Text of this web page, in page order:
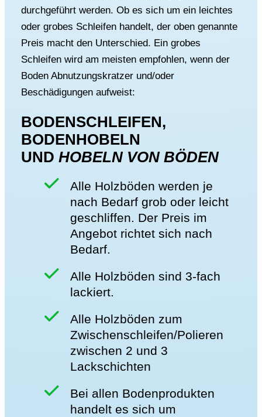
durchgeführt werden. Ob es sich um ein leichtes
oder grobes Schleifen handelt, der oben genannte
Preis macht den Unterschied. Ein grobes
Schleifen wird am meisten empfohlen, wenn der
Boden Abnutzungskratzer und/oder
Beschädigungen aufweist:
BODENSCHLEIFEN,
BODENHOBELN
UND HOBELN VON BÖDEN
Alle Holzböden werden je
nach Bedarf grob oder leicht
geschliffen. Der Preis im
Angebot richtet sich nach
Bedarf.
Alle Holzböden sind 3-fach
lackiert.
Alle Holzböden zum
Zwischenschleifen/Polieren
zwischen 2 und 3
Lackschichten
Bei allen Bodenprodukten
handelt es sich um